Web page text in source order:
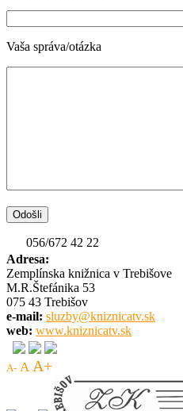
Vaša správa/otázka
056/672 42 22
Adresa:
Zemplínska knižnica v Trebišove
M.R.Štefánika 53
075 43 Trebišov
e-mail: sluzby@kniznicatv.sk
web: www.kniznicatv.sk
A- A A+